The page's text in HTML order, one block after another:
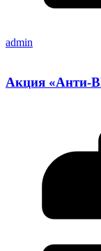
admin
Акция «Анти-